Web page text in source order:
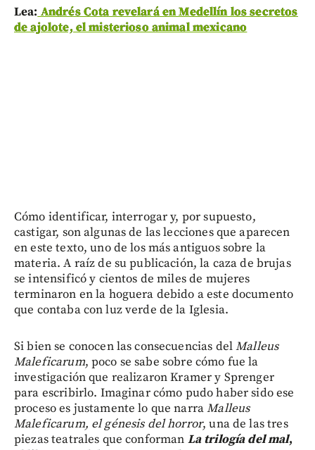
Lea: Andrés Cota revelará en Medellín los secretos
de ajolote, el misterioso animal mexicano
Cómo identificar, interrogar y, por supuesto,
castigar, son algunas de las lecciones que aparecen
en este texto, uno de los más antiguos sobre la
materia. A raíz de su publicación, la caza de brujas
se intensificó y cientos de miles de mujeres
terminaron en la hoguera debido a este documento
que contaba con luz verde de la Iglesia.
Si bien se conocen las consecuencias delMalleus
Maleficarum, poco se sabe sobre cómo fue la
investigación que realizaron Kramer y Sprenger
para escribirlo. Imaginar cómo pudo haber sido ese
proceso es justamente lo que narraMalleus
Maleficarum, el génesis del horror, una de las tres
piezas teatrales que conforman La trilogía del mal,